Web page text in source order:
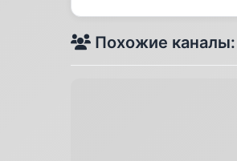
Похожие каналы: